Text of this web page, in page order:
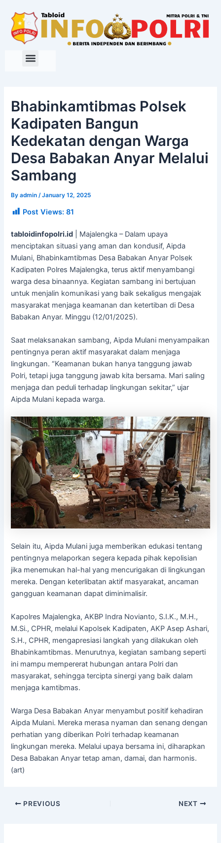
content
Bhabinkamtibmas Polsek
Kadipaten Bangun
Kedekatan dengan Warga
Desa Babakan Anyar Melalui
Sambang
Byadmin/January 12, 2025
Post Views: 81
tabloidinfopolri.id | Majalengka – Dalam upaya
menciptakan situasi yang aman dan kondusif, Aipda
Mulani, Bhabinkamtibmas Desa Babakan Anyar Polsek
Kadipaten Polres Majalengka, terus aktif menyambangi
warga desa binaannya. Kegiatan sambang ini bertujuan
untuk menjalin komunikasi yang baik sekaligus mengajak
masyarakat menjaga keamanan dan ketertiban di Desa
Babakan Anyar. Minggu (12/01/2025).
Saat melaksanakan sambang, Aipda Mulani menyampaikan
pentingnya peran aktif masyarakat dalam menjaga
lingkungan. “Keamanan bukan hanya tanggung jawab
Polri, tetapi juga tanggung jawab kita bersama. Mari saling
menjaga dan peduli terhadap lingkungan sekitar,” ujar
Aipda Mulani kepada warga.
Selain itu, Aipda Mulani juga memberikan edukasi tentang
pentingnya melaporkan segera kepada pihak kepolisian
jika menemukan hal-hal yang mencurigakan di lingkungan
mereka. Dengan keterlibatan aktif masyarakat, ancaman
gangguan keamanan dapat diminimalisir.
Kapolres Majalengka, AKBP Indra Novianto, S.I.K., M.H.,
M.Si., CPHR, melalui Kapolsek Kadipaten, AKP Asep Ashari,
S.H., CPHR, mengapresiasi langkah yang dilakukan oleh
Bhabinkamtibmas. Menurutnya, kegiatan sambang seperti
ini mampu mempererat hubungan antara Polri dan
masyarakat, sehingga tercipta sinergi yang baik dalam
menjaga kamtibmas.
Warga Desa Babakan Anyar menyambut positif kehadiran
Aipda Mulani. Mereka merasa nyaman dan senang dengan
perhatian yang diberikan Polri terhadap keamanan
lingkungan mereka. Melalui upaya bersama ini, diharapkan
Desa Babakan Anyar tetap aman, damai, dan harmonis.
(art)
PREVIOUS NEXT